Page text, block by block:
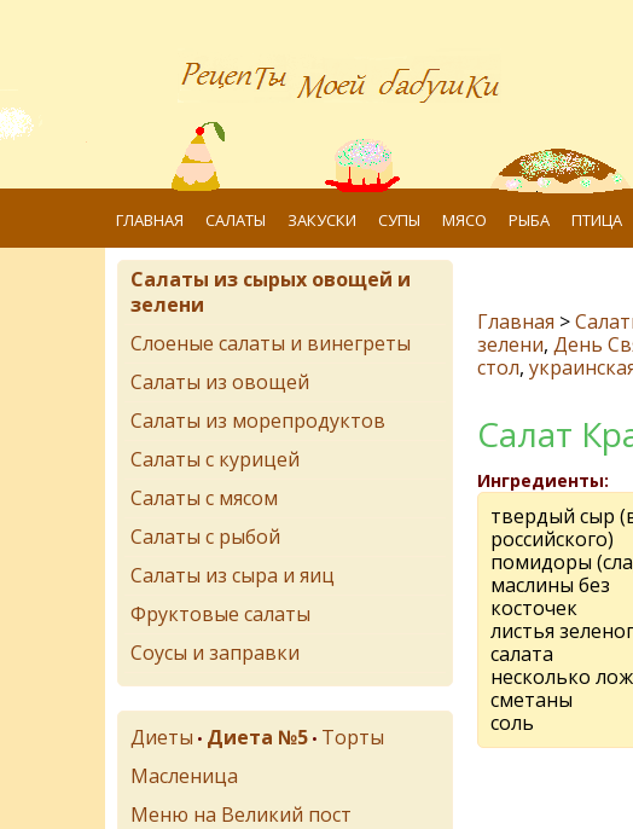
ГЛАВНАЯ САЛАТЫ ЗАКУСКИ СУПЫ МЯСО РЫБА ПТИЦА
Главная >
зелени, День
стол,
Салат
Ингредиенты:
твердый сыр
российского)
помидоры
маслины без
косточек
листья
салата
несколько
сметаны
соль
Салаты из сырых овощей и
зелени
Слоеные салаты и винегреты
Салаты из овощей
Салаты из морепродуктов
Салаты с курицей
Салаты с мясом
Салаты с рыбой
Салаты из сыра и яиц
Фруктовые салаты
Соусы и заправки
Диеты • Диета №5 • Торты
Масленица
Меню на Великий пост